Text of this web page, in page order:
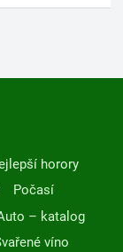
horory
Počasí
– katalog
víno